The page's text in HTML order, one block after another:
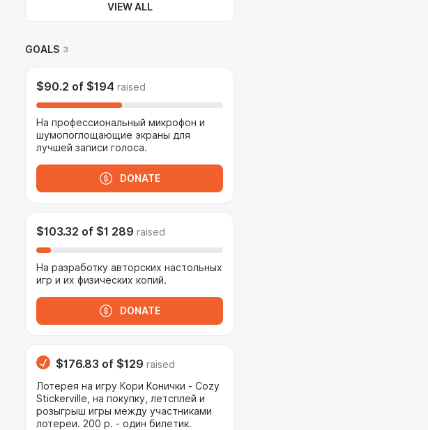
VIEW ALL
GOALS 3
$90.2 of $194 raised
На профессиональный микрофон и
шумопоглощающие экраны для
лучшей записи голоса.
DONATE
$103.32 of $1 289 raised
На разработку авторских настольных
игр и их физических копий.
DONATE
$176.83 of $129 raised
Лотерея на игру Кори Конички - Cozy
Stickerville, на покупку, летсплей и
розыгрыш игры между участниками
лотереи. 200 р. - один билетик.